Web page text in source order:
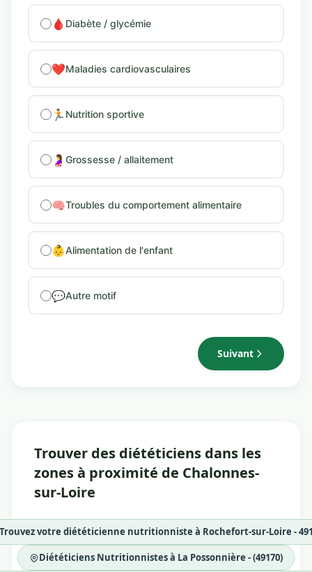
🩸 Diabète / glycémie
❤️Maladies cardiovasculaires
🏃 Nutrition sportive
🤰 Grossesse / allaitement
🧠Troubles du comportement alimentaire
👶Alimentation de l'enfant
💬Autre motif
Suivant
Trouver des diététiciens dans les
zones à proximité de Chalonnes-
sur-Loire
votre diététicienne nutritionniste à Rochefort-sur-Loire -
Diététiciens Nutritionnistes à La Possonnière - (49170)